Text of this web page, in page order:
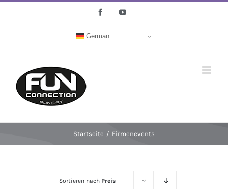
FacebookYouTube
German
Startseite / Firmenevents
Sortieren nach Preis